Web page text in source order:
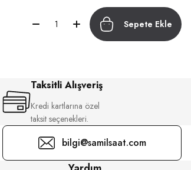
Sepete Ekle
Taksitli Alışveriş
Kredi kartlarına özel
taksit seçenekleri.
bilgi@samilsaat.com